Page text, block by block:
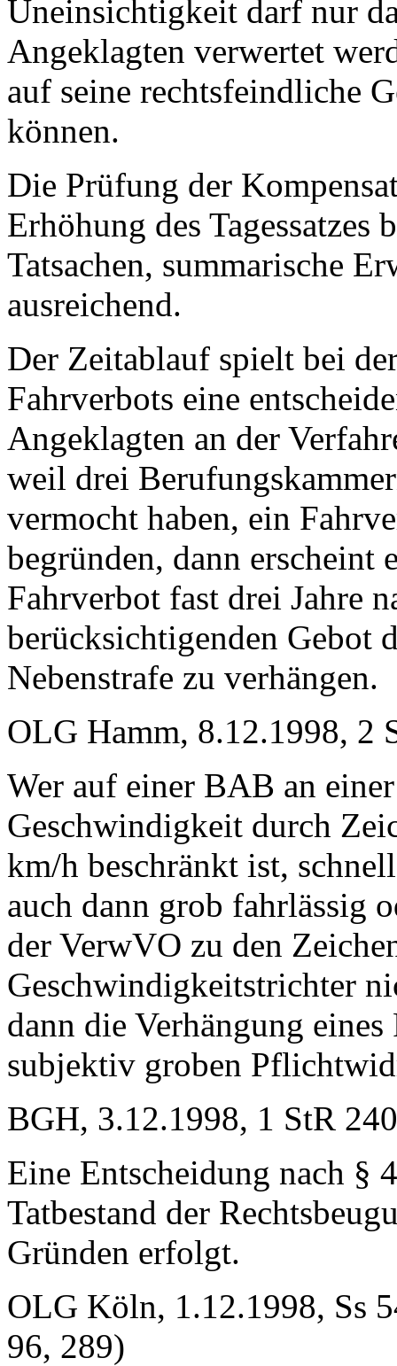
Uneinsichtigkeit darf nur
Angeklagten verwertet
auf seine rechtsfeindliche
können.
Die Prüfung der
Erhöhung des
Tatsachen, summarische
ausreichend.
Der Zeitablauf spielt bei
Fahrverbots eine
Angeklagten an der
weil drei
vermocht haben, ein
begründen, dann erscheint
Fahrverbot fast drei Jahre
berücksichtigenden Gebot
Nebenstrafe zu verhängen.
OLG Hamm, 8.12.1998, 2
Wer auf einer BAB an
Geschwindigkeit durch
km/h beschränkt ist,
auch dann grob fahrlässig
der VerwVO zu den
Geschwindigkeitstrichter
dann die Verhängung
subjektiv groben
BGH, 3.12.1998, 1 StR
Eine Entscheidung nach §
Tatbestand der
Gründen erfolgt.
OLG Köln, 1.12.1998, Ss
96, 289)